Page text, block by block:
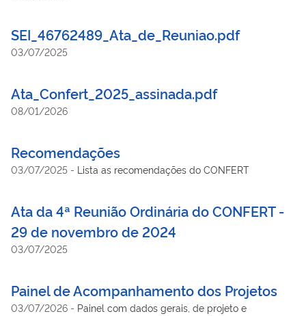
SEI_46762489_Ata_de_Reuniao.pdf
03/07/2025
Ata_Confert_2025_assinada.pdf
08/01/2026
Recomendações
03/07/2025 - Lista as recomendações do CONFERT
Ata da 4ª Reunião Ordinária do CONFERT -
29 de novembro de 2024
03/07/2025
Painel de Acompanhamento dos Projetos
03/07/2026 - Painel com dados gerais, de projeto e